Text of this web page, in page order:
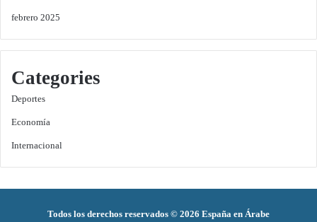
febrero 2025
Categories
Deportes
Economía
Internacional
Todos los derechos reservados © 2026 España en Árabe